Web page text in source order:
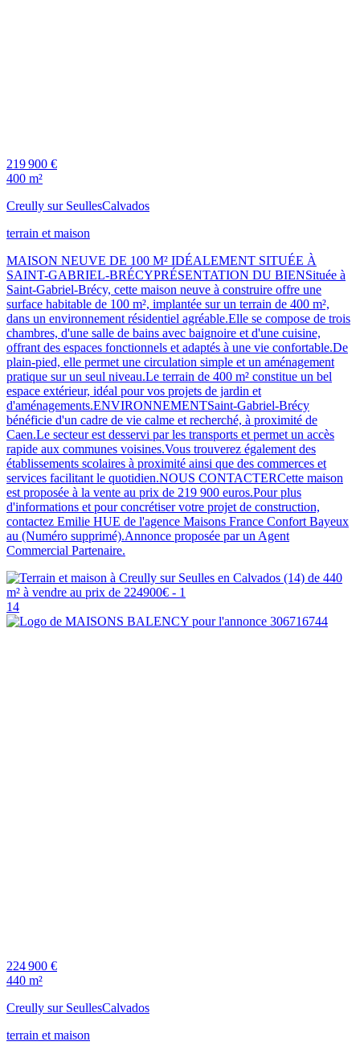
219 900 €
400 m²
Creully sur SeullesCalvados
terrain et maison
MAISON NEUVE DE 100 M² IDÉALEMENT SITUÉE À
SAINT-GABRIEL-BRÉCYPRÉSENTATION DU BIENSituée à
Saint-Gabriel-Brécy, cette maison neuve à construire offre une
surface habitable de 100 m², implantée sur un terrain de 400 m²,
dans un environnement résidentiel agréable.Elle se compose de trois
chambres, d'une salle de bains avec baignoire et d'une cuisine,
offrant des espaces fonctionnels et adaptés à une vie confortable.De
plain-pied, elle permet une circulation simple et un aménagement
pratique sur un seul niveau.Le terrain de 400 m² constitue un bel
espace extérieur, idéal pour vos projets de jardin et
d'aménagements.ENVIRONNEMENTSaint-Gabriel-Brécy
bénéficie d'un cadre de vie calme et recherché, à proximité de
Caen.Le secteur est desservi par les transports et permet un accès
rapide aux communes voisines.Vous trouverez également des
établissements scolaires à proximité ainsi que des commerces et
services facilitant le quotidien.NOUS CONTACTERCette maison
est proposée à la vente au prix de 219 900 euros.Pour plus
d'informations et pour concrétiser votre projet de construction,
contactez Emilie HUE de l'agence Maisons France Confort Bayeux
au (Numéro supprimé).Annonce proposée par un Agent
Commercial Partenaire.
14
224 900 €
440 m²
Creully sur SeullesCalvados
terrain et maison